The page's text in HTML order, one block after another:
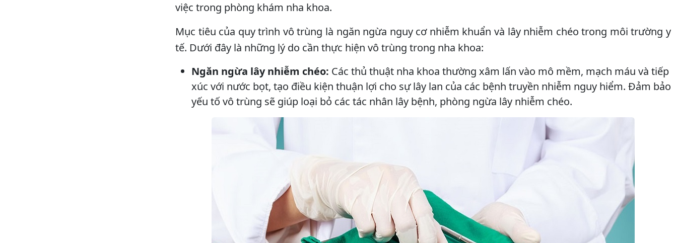
việc trong phòng khám nha khoa.
Mục tiêu của quy trình vô trùng là ngăn ngừa nguy cơ nhiễm khuẩn và lây nhiễm chéo trong môi trường y
tế. Dưới đây là những lý do cần thực hiện vô trùng trong nha khoa:
Ngăn ngừa lây nhiễm chéo: Các thủ thuật nha khoa thường xâm lấn vào mô mềm, mạch máu và tiếp
xúc với nước bọt, tạo điều kiện thuận lợi cho sự lây lan của các bệnh truyền nhiễm nguy hiểm. Đảm bảo
yếu tố vô trùng sẽ giúp loại bỏ các tác nhân lây bệnh, phòng ngừa lây nhiễm chéo.